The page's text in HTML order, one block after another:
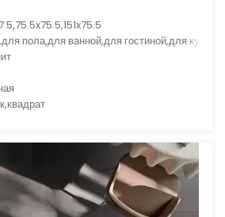
пола,для ванной,для гостиной,для кухни